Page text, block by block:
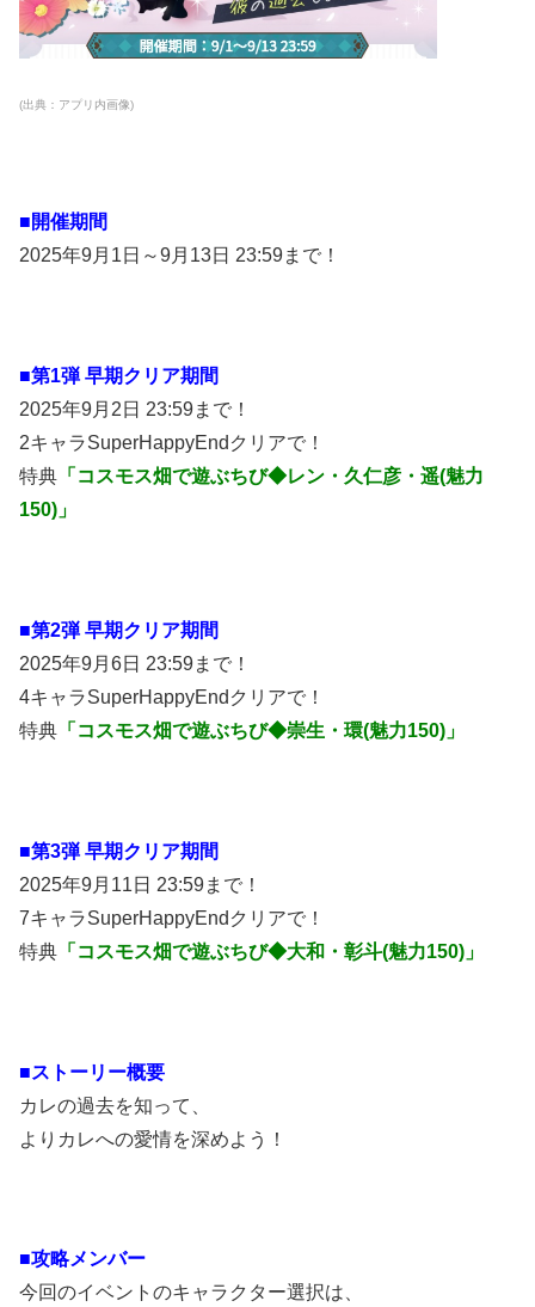
(出典：アプリ内画像)
■開催期間
2025年9月1日～9月13日 23:59まで！
■第1弾 早期クリア期間
2025年9月2日 23:59まで！
2キャラSuperHappyEndクリアで！
特典 「コスモス畑で遊ぶちび◆レン・久仁彦・遥(魅力
150)」
■第2弾 早期クリア期間
2025年9月6日 23:59まで！
4キャラSuperHappyEndクリアで！
特典 「コスモス畑で遊ぶちび◆崇生・環(魅力150)」
■第3弾 早期クリア期間
2025年9月11日 23:59まで！
7キャラSuperHappyEndクリアで！
特典 「コスモス畑で遊ぶちび◆大和・彰斗(魅力150)」
■ストーリー概要
カレの過去を知って、
よりカレへの愛情を深めよう！
■攻略メンバー
今回のイベントのキャラクター選択は、